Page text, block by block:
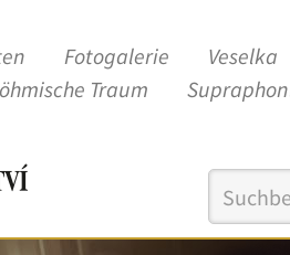
Fotogalerie Veselka
Traum